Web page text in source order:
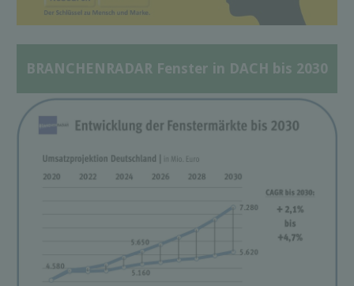
BRANCHENRADAR Fenster in DACH bis 2030